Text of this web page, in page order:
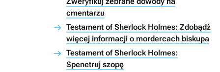
cmentarzu
Testament of Sherlock Holmes: Zdobądź
więcej informacji o mordercach biskupa
Testament of Sherlock Holmes:
Spenetruj szopę